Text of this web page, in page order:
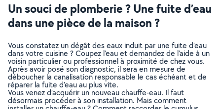
Un souci de plomberie ? Une fuite d’eau
dans une pièce de la maison ?
Vous constatez un dégât des eaux induit par une fuite d’eau
dans votre cuisine ? Coupez l’eau et demandez de l’aide à un
voisin particulier ou professionnel à proximité de chez vous.
Après avoir posé son diagnostic, il sera en mesure de
déboucher la canalisation responsable le cas échéant et de
réparer la fuite d’eau au plus vite.
Vous venez d’acquérir un nouveau chauffe-eau. Il faut
désormais procéder à son installation. Mais comment